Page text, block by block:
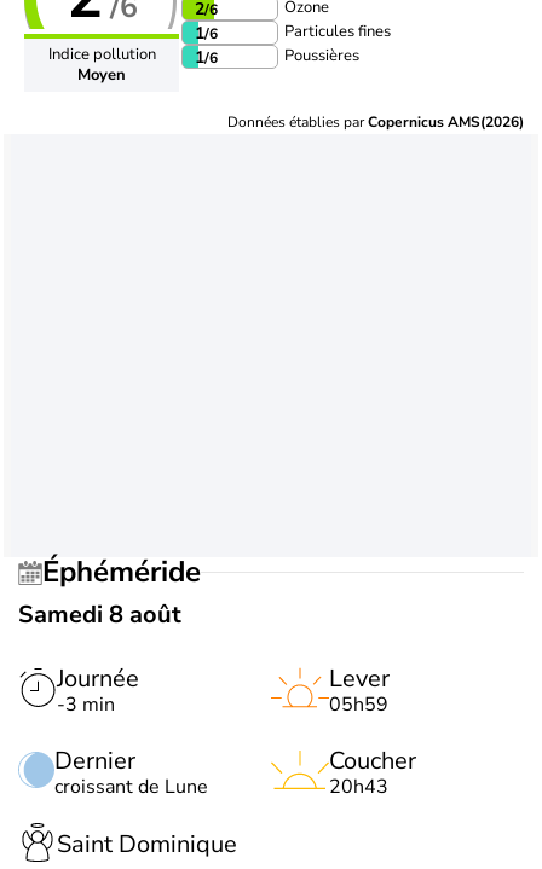
Indice pollution
Moyen
2/6 Ozone
1/6 Particules fines
1/6 Poussières
Données établies parCopernicus AMS(2026)
Éphéméride
Samedi 8 août
Journée
-3 min
Dernier
croissant de Lune
Lever
05h59
Coucher
20h43
Saint Dominique